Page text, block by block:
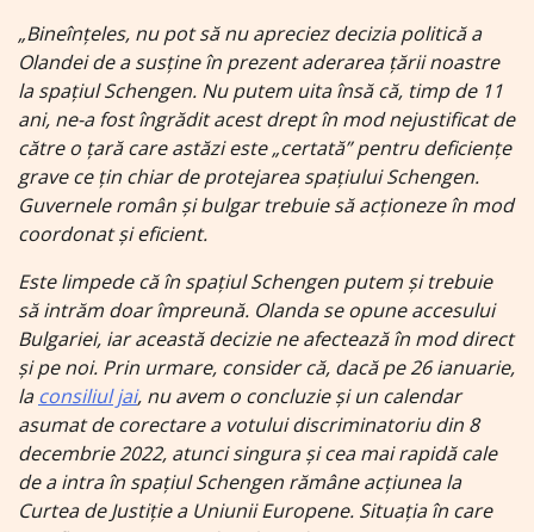
„Bineînţeles, nu pot să nu apreciez decizia politică a
Olandei de a susţine în prezent aderarea ţării noastre
la spaţiul Schengen. Nu putem uita însă că, timp de 11
ani, ne-a fost îngrădit acest drept în mod nejustificat de
către o ţară care astăzi este „certată” pentru deficienţe
grave ce ţin chiar de protejarea spaţiului Schengen.
Guvernele român şi bulgar trebuie să acţioneze în mod
coordonat şi eficient.
Este limpede că în spaţiul Schengen putem şi trebuie
să intrăm doar împreună. Olanda se opune accesului
Bulgariei, iar această decizie ne afectează în mod direct
şi pe noi. Prin urmare, consider că, dacă pe 26 ianuarie,
laconsiliul jai, nu avem o concluzie şi un calendar
asumat de corectare a votului discriminatoriu din 8
decembrie 2022, atunci singura şi cea mai rapidă cale
de a intra în spaţiul Schengen rămâne acţiunea la
Curtea de Justiţie a Uniunii Europene. Situaţia în care